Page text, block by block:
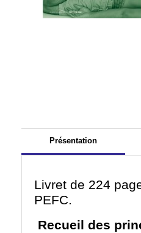
Présentation
Livret de 224
PEFC.
Recueil des